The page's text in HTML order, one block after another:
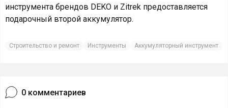
инструмента брендов DEKO и Zitrek предоставляется
подарочный второй аккумулятор.
Строительство и ремонт Инструменты Аккумуляторный инструмент
0 комментариев